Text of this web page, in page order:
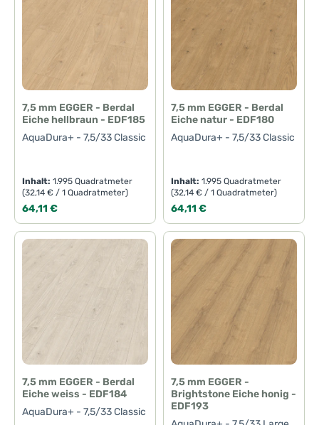
7,5 mm EGGER - Berdal
Eiche hellbraun - EDF185
AquaDura+ - 7,5/33 Classic
Inhalt:1.995 Quadratmeter
(32,14 € / 1 Quadratmeter)
Regulärer Preis:
64,11 €
7,5 mm EGGER - Berdal
Eiche natur - EDF180
AquaDura+ - 7,5/33 Classic
Inhalt:1.995 Quadratmeter
(32,14 € / 1 Quadratmeter)
Regulärer Preis:
64,11 €
7,5 mm EGGER - Berdal
Eiche weiss - EDF184
AquaDura+ - 7,5/33 Classic
7,5 mm EGGER -
Brightstone Eiche honig -
EDF193